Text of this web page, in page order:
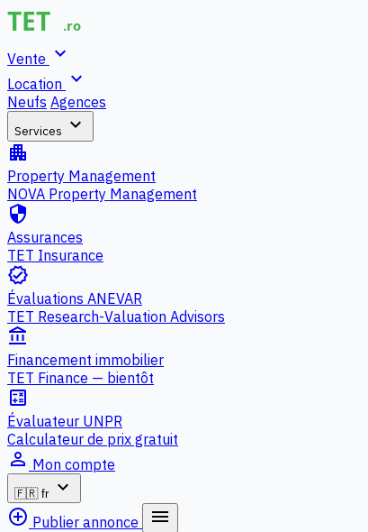
Vente expand_more
Location expand_more
Neufs Agences
Services expand_more
apartment
Property Management
NOVA Property Management
security
Assurances
TET Insurance
verified
Évaluations ANEVAR
TET Research-Valuation Advisors
account_balance
Financement immobilier
TET Finance — bientôt
calculate
Évaluateur UNPR
Calculateur de prix gratuit
person_outline Mon compte
🇫🇷 fr
expand_more
add_circle_outline Publier annonce menu